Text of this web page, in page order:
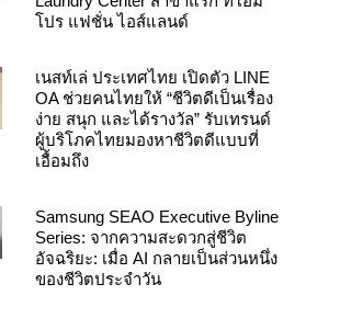
โปร แฟชั่น ไอส์แลนด์
เนสท์เล่ ประเทศไทย เปิดตัว LINE
OA ช่วยคนไทยให้ “ชีวิตดีเป็นเรื่อง
ง่าย สนุก และได้รางวัล” รับเทรนด์
ผู้บริโภคไทยมองหาชีวิตดีแบบที่
เอื้อมถึง
Samsung SEAO Executive Byline
Series: จากความสะดวกสู่ชีวิต
อัจฉริยะ: เมื่อ AI กลายเป็นส่วนหนึ่ง
ของชีวิตประจำวัน